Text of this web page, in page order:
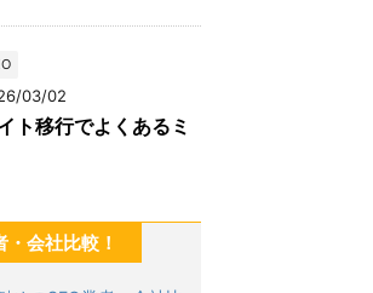
03/02
ト移行でよくあるミ
会社比較！